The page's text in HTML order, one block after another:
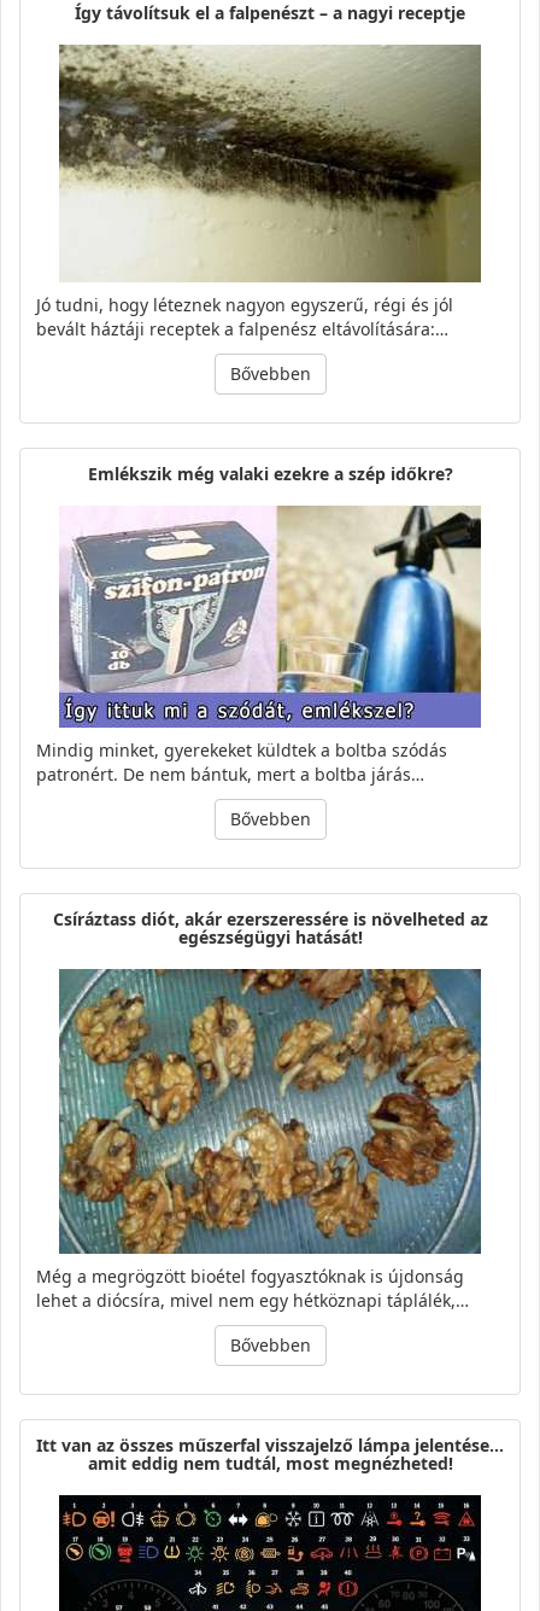
Így távolítsuk el a falpenészt – a nagyi receptje
Jó tudni, hogy léteznek nagyon egyszerű, régi és jól
bevált háztáji receptek a falpenész eltávolítására:…
Bővebben
Emlékszik még valaki ezekre a szép időkre?
Mindig minket, gyerekeket küldtek a boltba szódás
patronért. De nem bántuk, mert a boltba járás…
Bővebben
Csíráztass diót, akár ezerszeressére is növelheted az
egészségügyi hatását!
Még a megrögzött bioétel fogyasztóknak is újdonság
lehet a diócsíra, mivel nem egy hétköznapi táplálék,…
Bővebben
Itt van az összes műszerfal visszajelző lámpa jelentése…
amit eddig nem tudtál, most megnézheted!